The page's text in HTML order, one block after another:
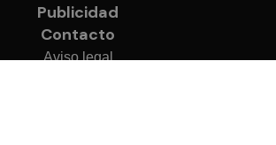
Publicidad
Contacto
Aviso legal